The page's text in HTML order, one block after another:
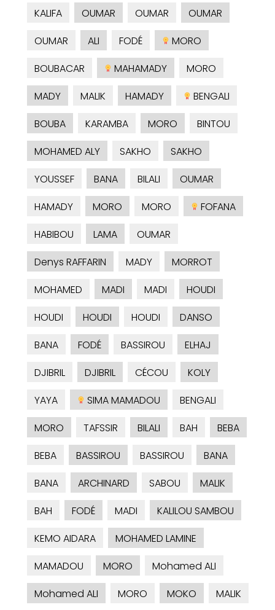
KALIFA
OUMAR OUMAR
OUMAR
OUMAR
ALI FODÉ
MORO
BOUBACAR
MAHAMADY
MORO
MADY
MALIK HAMADY
BENGALI
BOUBA
KARAMBA MORO
BINTOU
MOHAMED ALY
SAKHO
SAKHO
YOUSSEF
BANA BILALI
OUMAR
HAMADY
MORO MORO
FOFANA
HABIBOU
LAMA
OUMAR
Denys RAFFARIN
MADY
MORROT
MOHAMED
MADI MADI
HOUDI
HOUDI
HOUDI HOUDI
DANSO
BANA
FODÉ BASSIROU
ELHAJ
DJIBRIL
DJIBRIL CÉCOU
KOLY
YAYA
SIMA MAMADOU
BENGALI
MORO
TAFSSIR BILALI BAH
BEBA
BEBA
BASSIROU BASSIROU
BANA
BANA
ARCHINARD SABOU
MALIK
BAH
FODÉ MADI
KALILOU SAMBOU
KEMO AIDARA
MOHAMED LAMINE
MAMADOU
MORO
Mohamed ALI
Mohamed ALI
MORO MOKO
MALIK